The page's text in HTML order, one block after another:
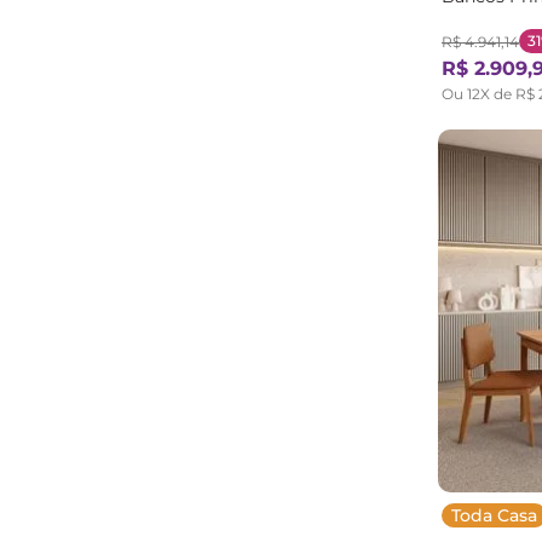
R$ 4.941,14
R$ 2.909,
Ou 12X de R$
Toda Casa